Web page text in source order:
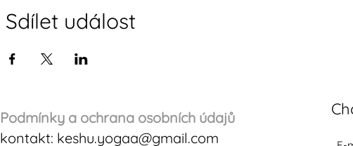
Sdílet událost
Podmínky a ochrana osobních údajů
kontakt: keshu.yogaa@gmail.com